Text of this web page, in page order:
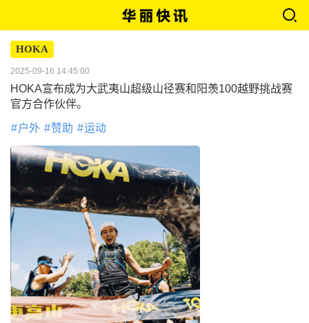
HOKA
2025-09-16 14:45:00
HOKA宣布成为大武夷山超级山径赛和阳羡100越野挑战赛
官方合作伙伴。
户外 赞助 运动